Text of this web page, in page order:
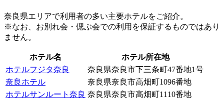
奈良県エリアで利用者の多い主要ホテルをご紹介。
※なお、お別れ会・偲ぶ会での利用を保証するものではあり
ません。
ホテル名
ホテル所在地
ホテルフジタ奈良
奈良県奈良市下三条町47番地1号
奈良ホテル
奈良県奈良市高畑町1096番地
ホテルサンルート奈良 奈良県奈良市高畑町1110番地